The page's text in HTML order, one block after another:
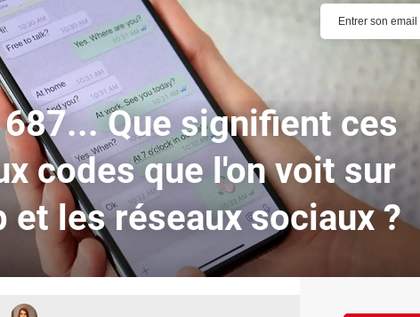
Que signifient ces
codes que l'on voit sur
et les réseaux sociaux ?